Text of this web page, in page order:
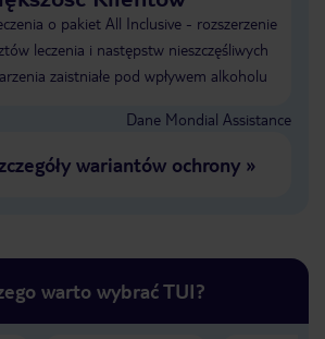
o pakiet All Inclusive - rozszerzenie
leczenia i następstw nieszczęśliwych
zaistniałe pod wpływem alkoholu
Dane Mondial Assistance
wariantów ochrony»
warto wybrać TUI?